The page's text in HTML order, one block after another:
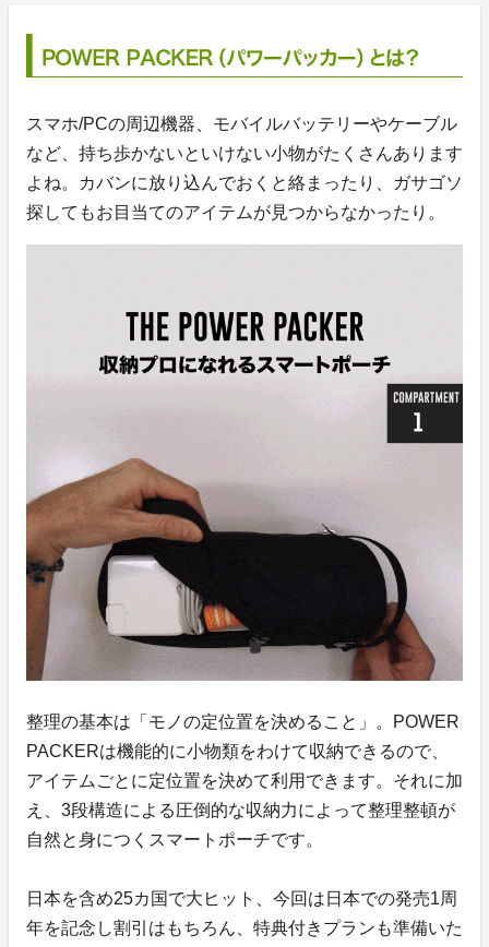
スマホ/PCの周辺機器、モバイルバッテリーやケーブル
など、持ち歩かないといけない小物がたくさんあります
よね。カバンに放り込んでおくと絡まったり、ガサゴソ
探してもお目当てのアイテムが見つからなかったり。
整理の基本は「モノの定位置を決めること」。POWER
PACKERは機能的に小物類をわけて収納できるので、
アイテムごとに定位置を決めて利用できます。それに加
え、3段構造による圧倒的な収納力によって整理整頓が
自然と身につくスマートポーチです。
日本を含め25カ国で大ヒット、今回は日本での発売1周
年を記念し割引はもちろん、特典付きプランも準備いた